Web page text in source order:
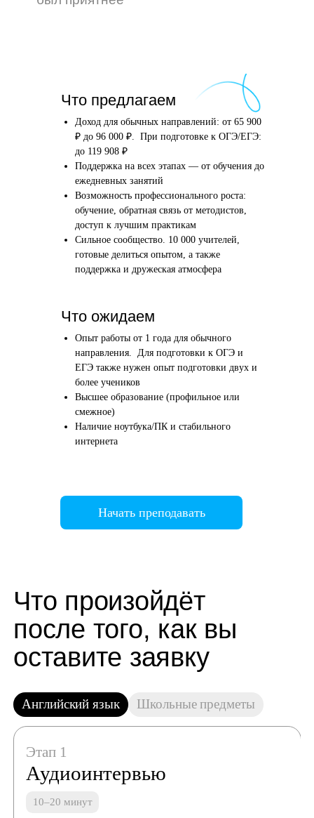
Что предлагаем
Начать преподавать
Что ожидаем
Доход для обычных направлений: от 65 900
₽ до 96 000 ₽. При подготовке к ОГЭ/ЕГЭ:
до 119 908 ₽
Поддержка на всех этапах — от обучения до
ежедневных занятий
Возможность профессионального роста:
обучение, обратная связь от методистов,
доступ к лучшим практикам
Сильное сообщество. 10 000 учителей,
готовые делиться опытом, а также
поддержка и дружеская атмосфера
Опыт работы от 1 года для обычного
направления. Для подготовки к ОГЭ и
ЕГЭ также нужен опыт подготовки двух и
более учеников
Высшее образование (профильное или
смежное)
Наличие ноутбука/ПК и стабильного
интернета
после того, как вы
оставите заявку
Английский язык Школьные предметы
Аудиоинтервью
Отвечаете по-английски на 4 вопроса
Начать преподавать